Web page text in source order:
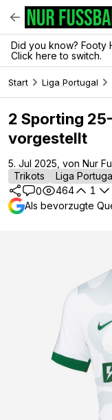
Did you know? Footy
Click here to switch.
Start Liga Portugal
2 Sporting
vorgestellt
5. Jul 2025, von Nur
Trikots
Liga
0
464 1
Als bevorzugte